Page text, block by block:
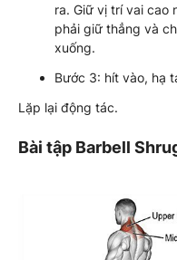
ra. Giữ vị trí vai cao
phải giữ thẳng và
xuống.
Bước 3: hít vào, hạ
Lặp lại động tác.
Bài tập Barbell